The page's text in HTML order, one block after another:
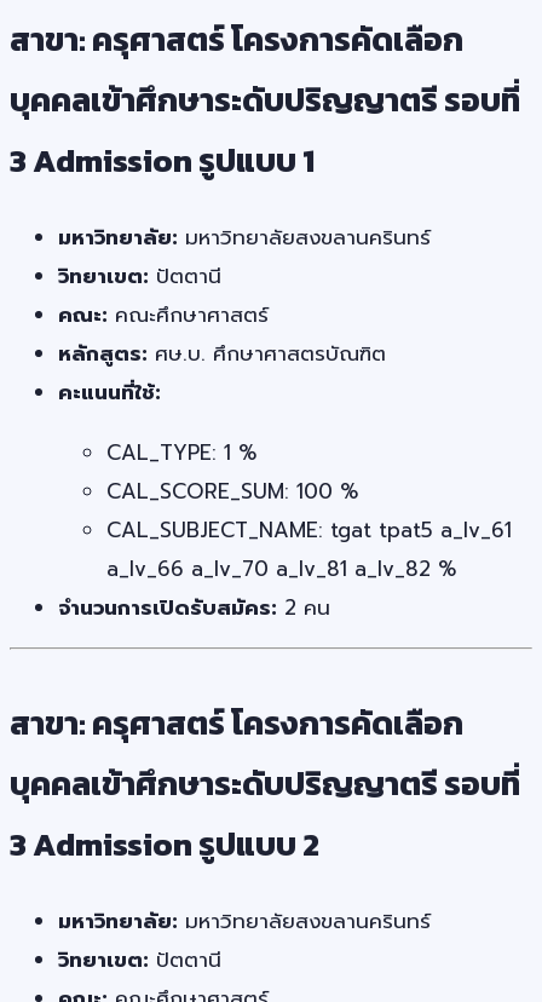
สาขา: ครุศาสตร์ โครงการคัดเลือก
บุคคลเข้าศึกษาระดับปริญญาตรี รอบที่
3 Admission รูปแบบ 1
มหาวิทยาลัย: มหาวิทยาลัยสงขลานครินทร์
วิทยาเขต: ปัตตานี
คณะ: คณะศึกษาศาสตร์
หลักสูตร: ศษ.บ. ศึกษาศาสตรบัณฑิต
คะแนนที่ใช้:
CAL_TYPE: 1 %
CAL_SCORE_SUM: 100 %
CAL_SUBJECT_NAME: tgat tpat5 a_lv_61
a_lv_66 a_lv_70 a_lv_81 a_lv_82 %
จำนวนการเปิดรับสมัคร: 2 คน
สาขา: ครุศาสตร์ โครงการคัดเลือก
บุคคลเข้าศึกษาระดับปริญญาตรี รอบที่
3 Admission รูปแบบ 2
มหาวิทยาลัย: มหาวิทยาลัยสงขลานครินทร์
วิทยาเขต: ปัตตานี